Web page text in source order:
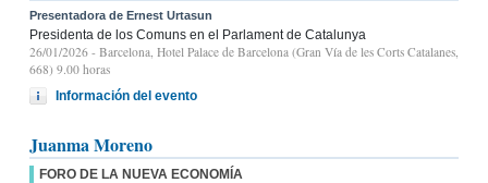
Presentadora de Ernest Urtasun
Presidenta de los Comuns en el Parlament de Catalunya
26/01/2026 - Barcelona, Hotel Palace de Barcelona (Gran Vía de les Corts Catalanes,
668) 9.00 horas
Información del evento
Juanma Moreno
FORO DE LA NUEVA ECONOMÍA